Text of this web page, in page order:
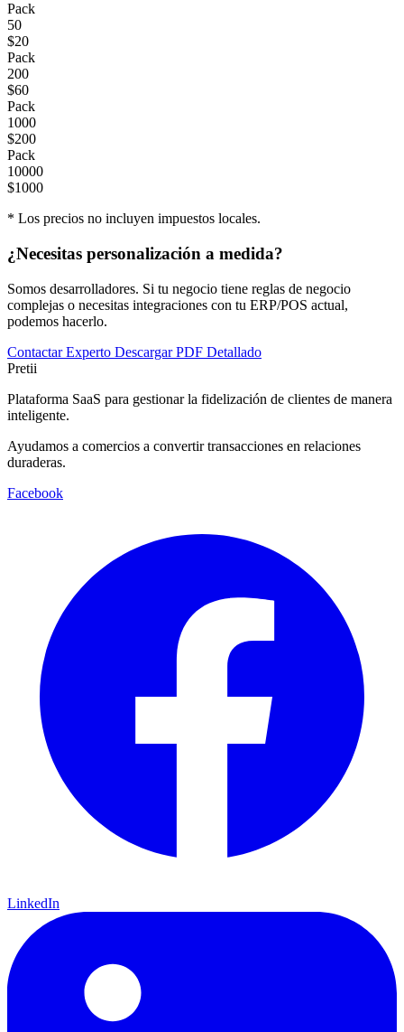
Pack
50
$20
Pack
200
$60
Pack
1000
$200
Pack
10000
$1000
* Los precios no incluyen impuestos locales.
¿Necesitas personalización a medida?
Somos desarrolladores. Si tu negocio tiene reglas de negocio
complejas o necesitas integraciones con tu ERP/POS actual,
podemos hacerlo.
Contactar Experto Descargar PDF Detallado
Pretii
Plataforma SaaS para gestionar la fidelización de clientes de manera
inteligente.
Ayudamos a comercios a convertir transacciones en relaciones
duraderas.
Facebook
LinkedIn